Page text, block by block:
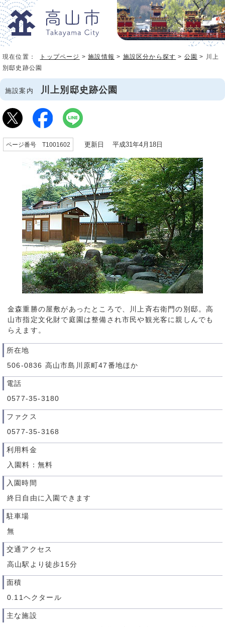
現在位置： トップページ >施設情報 > 施設区分から探す > 公園 > 川上
別邸史跡公園
施設案内 川上別邸史跡公園
ページ番号 T1001602 更新日 平成31年4月18日
金森重勝の屋敷があったところで、川上斉右衛門の別邸。高
山市指定文化財で庭園は整備され市民や観光客に親しんでも
らえます。
所在地
506-0836 高山市島川原町47番地ほか
電話
0577-35-3180
ファクス
0577-35-3168
利用料金
入園料：無料
入園時間
終日自由に入園できます
駐車場
無
交通アクセス
高山駅より徒歩15分
面積
0.11ヘクタール
主な施設